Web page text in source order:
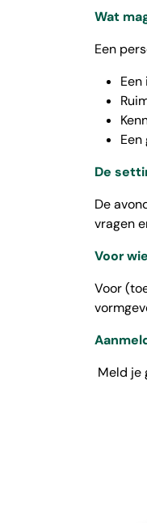
Wat
Een
De
De
vragen
Voor wie
Voor
Meld je